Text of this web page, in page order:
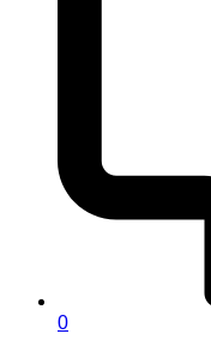
0